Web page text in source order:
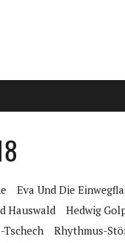
Eva Und Die
Hauswald Hedwig
Rhythmus-